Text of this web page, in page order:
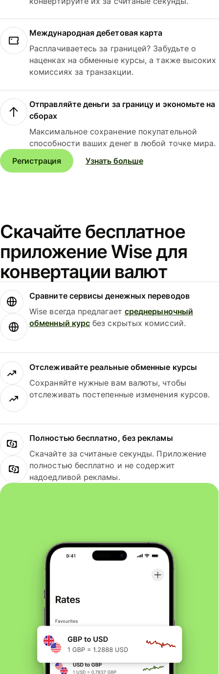
Международная дебетовая карта
Расплачиваетесь за границей? Забудьте о
наценках на обменные курсы, а также высоких
комиссиях за транзакции.
Отправляйте деньги за границу и экономьте на
сборах
Максимальное сохранение покупательной
способности ваших денег в любой точке мира.
Регистрация
Узнать больше
Скачайте бесплатное
приложение Wise для
конвертации валют
Сравните сервисы денежных переводов
Wise всегда предлагает среднерыночный
обменный курс без скрытых комиссий.
Отслеживайте реальные обменные курсы
Сохраняйте нужные вам валюты, чтобы
отслеживать постепенные изменения курсов.
Полностью бесплатно, без рекламы
Скачайте за считаные секунды. Приложение
полностью бесплатно и не содержит
надоедливой рекламы.